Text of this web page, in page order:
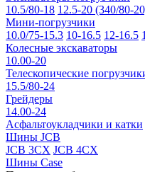
10.5/80-18 12.5-20 (340/80-
Мини-погрузчики
10.0/75-15.3 10-16.5 12-16.5
Колесные экскаваторы
10.00-20
Телескопические
15.5/80-24
Грейдеры
14.00-24
Асфальтоукладчики и катки
Шины JCB
JCB 3CX JCB 4CX
Шины Case